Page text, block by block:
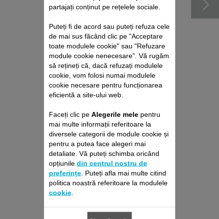
BARBĂ 3/6 MM CS-
00139133
Practic!
Stoc disponibil.
20,80 RON
partajați conținut pe rețelele sociale.
Puteți fi de acord sau puteți refuza cele
de mai sus făcând clic pe "Acceptare
toate modulele cookie" sau "Refuzare
module cookie nenecesare". Vă rugăm
să rețineți că, dacă refuzați modulele
cookie, vom folosi numai modulele
cookie necesare pentru funcționarea
eficientă a site-ului web.
Faceți clic pe Alegerile melepentru
mai multe informații referitoare la
diversele categorii de module cookie și
pentru a putea face alegeri mai
detaliate. Vă puteți schimba oricând
opțiunile din centrul nostru de
preferințe. Puteți afla mai multe citind
politica noastră referitoare la modulele
cookie.